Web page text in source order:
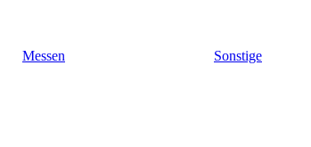
Messen Sonstige